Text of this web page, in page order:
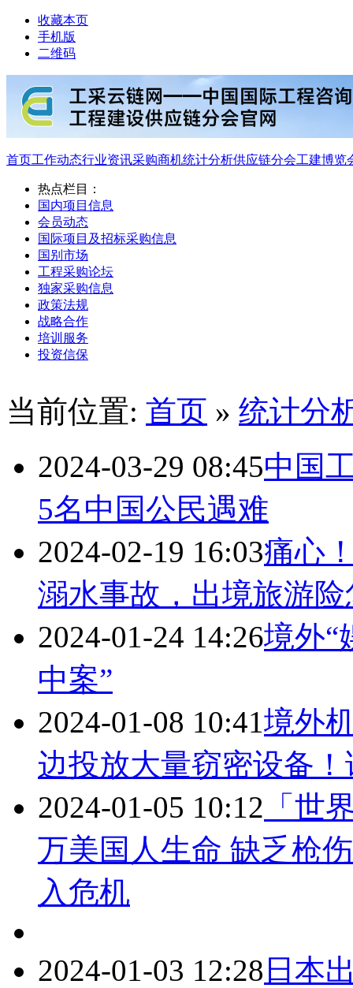
收藏本页
手机版
二维码
首页工作动态行业资讯采购商机统计分析供应链分会工建博览
热点栏目：
国内项目信息
会员动态
国际项目及招标采购信息
国别市场
工程采购论坛
独家采购信息
政策法规
战略合作
培训服务
投资信保
当前位置: 首页 » 统计分
2024-03-29 08:45中国
5名中国公民遇难
2024-02-19 16:03痛心
溺水事故，出境旅游
2024-01-24 14:26境外“
中案”
2024-01-08 10:41境外
边投放大量窃密设备
2024-01-05 10:12 「世
万美国人生命 缺乏枪
入危机
2024-01-03 12:28 日本